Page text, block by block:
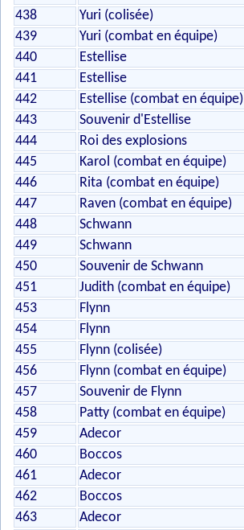
438
Yuri (colisée)
439
Yuri (combat en équipe)
440
Estellise
441
Estellise
442
Estellise (combat en équipe)
443
Souvenir d'Estellise
444
Roi des explosions
445
Karol (combat en équipe)
446
Rita (combat en équipe)
447
Raven (combat en équipe)
448
Schwann
449
Schwann
450
Souvenir de Schwann
451
Judith (combat en équipe)
453
Flynn
454
Flynn
455
Flynn (colisée)
456
Flynn (combat en équipe)
457
Souvenir de Flynn
458
Patty (combat en équipe)
459
Adecor
460
Boccos
461
Adecor
462
Boccos
463
Adecor